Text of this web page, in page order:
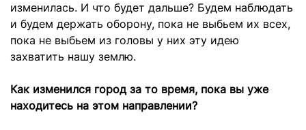
изменилась. И что будет дальше? Будем наблюдать
и будем держать оборону, пока не выбьем их всех,
пока не выбьем из головы у них эту идею
захватить нашу землю.
Как изменился город за то время, пока вы уже
находитесь на этом направлении?